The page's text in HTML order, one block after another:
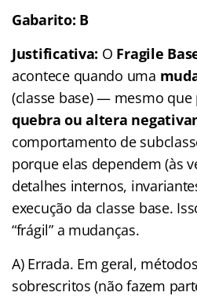
Gabarito: B
Justificativa: O Fragile
acontece quando uma
(classe base) — mesmo
quebra ou altera
comportamento de
porque elas dependem (às
detalhes internos,
execução da classe base.
“frágil” a mudanças.
A) Errada. Em geral,
sobrescritos (não fazem